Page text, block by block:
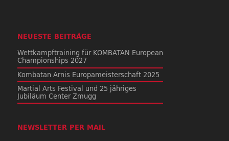
NEUESTE BEITRÄGE
Wettkampftraining für KOMBATAN European
Championships 2027
Kombatan Arnis Europameisterschaft 2025
Martial Arts Festival und 25 jähriges
Jubiläum Center Zmugg
NEWSLETTER PER MAIL